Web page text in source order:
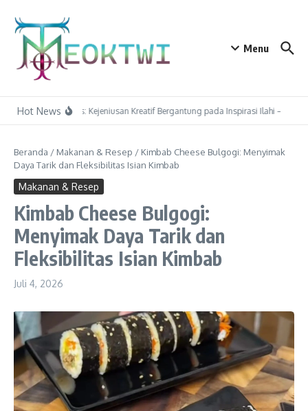
Menu
Hot NewsSocrates: Kejeniusan Kreatif Bergantung pada Inspirasi Ilahi — Apa
Beranda / Makanan & Resep / Kimbab Cheese Bulgogi: Menyimak
Daya Tarik dan Fleksibilitas Isian Kimbab
Makanan & Resep
Kimbab Cheese Bulgogi:
Menyimak Daya Tarik dan
Fleksibilitas Isian Kimbab
Juli 4, 2026